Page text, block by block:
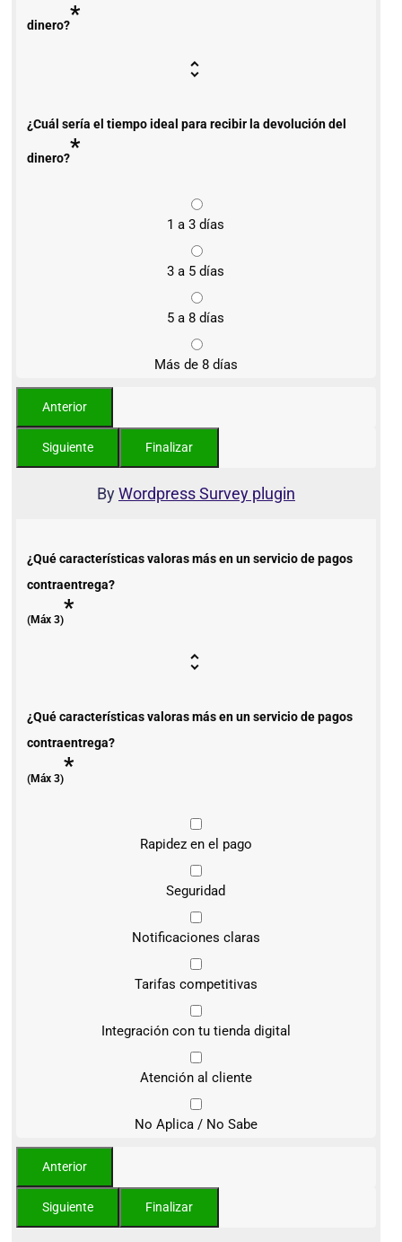
dinero?*
¿Cuál sería el tiempo ideal para recibir la devolución del
dinero?*
1 a 3 días
3 a 5 días
5 a 8 días
Más de 8 días
ByWordpress Survey plugin
¿Qué características valoras más en un servicio de pagos
contraentrega?
(Máx 3)*
¿Qué características valoras más en un servicio de pagos
contraentrega?
(Máx 3)*
Rapidez en el pago
Seguridad
Notificaciones claras
Tarifas competitivas
Integración con tu tienda digital
Atención al cliente
No Aplica / No Sabe